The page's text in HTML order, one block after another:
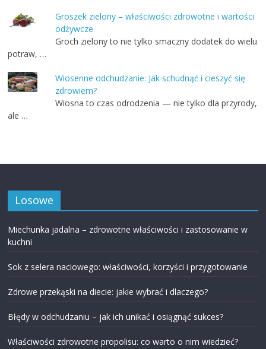
Groszek zielony – właściwości zdrowotne i wartości
odżywcze
Groch zielony to nie tylko smaczny dodatek do wielu
potraw, …
Wiosenne odchudzanie: Jak schudnąć i cieszyć się
zdrowiem?
Wiosna to czas odrodzenia — nie tylko dla przyrody,
ale …
Losowe
Miechunka jadalna – zdrowotne właściwości i zastosowanie w
kuchni
Sok z selera naciowego: właściwości, korzyści i przygotowanie
Zdrowe przekąski na diecie: jakie wybrać i dlaczego?
Błędy w odchudzaniu – jak ich unikać i osiągnąć sukces?
Właściwości zdrowotne propolisu: co warto o nim wiedzieć?